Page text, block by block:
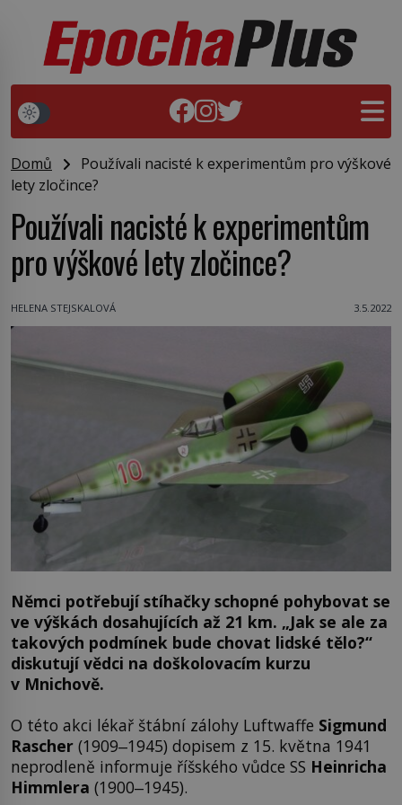
Domů
Používali nacisté k experimentům pro výškové
lety zločince?
Používali nacisté k experimentům
pro výškové lety zločince?
HELENA STEJSKALOVÁ 3.5.2022
Němci potřebují stíhačky schopné pohybovat se
ve výškách dosahujících až 21 km. „Jak se ale za
takových podmínek bude chovat lidské tělo?“
diskutují vědci na doškolovacím kurzu
v Mnichově.
O této akci lékař štábní zálohy Luftwaffe Sigmund
Rascher (1909‒1945) dopisem z 15. května 1941
neprodleně informuje říšského vůdce SS Heinricha
Himmlera (1900‒1945).